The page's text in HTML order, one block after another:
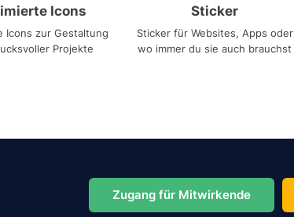
Icons
Icons zur Gestaltung
Projekte
Sticker
Sticker für Websites, Apps oder
wo immer du sie auch brauchst
Zugang für Mitwirkende